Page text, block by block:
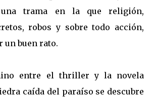
trama en la que religión,
robos y sobre todo acción,
un buen rato.
entre el thriller y la novela
caída del paraíso se descubre